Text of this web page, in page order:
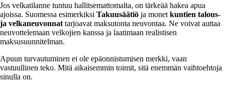
Jos velkatilanne tuntuu hallitsemattomalta, on tärkeää hakea apua
ajoissa. Suomessa esimerkiksi Takuusäätiö ja monet kuntien talous-
ja velkaneuvonnat tarjoavat maksutonta neuvontaa. Ne voivat auttaa
neuvottelemaan velkojien kanssa ja laatimaan realistisen
maksusuunnitelman.
Apuun turvautuminen ei ole epäonnistumisen merkki, vaan
vastuullinen teko. Mitä aikaisemmin toimit, sitä enemmän vaihtoehtoja
sinulla on.